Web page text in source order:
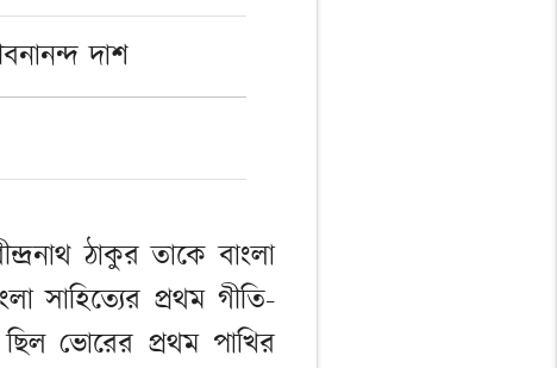
দাশ
ঠাকুর তাকে বাংলা
সাহিত্যের প্রথম গীতি-
ভোরের প্রথম পাখির